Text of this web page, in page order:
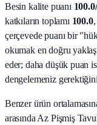
Besin kalite puanı 100.0
katkıların toplamı 100.0
çerçevede puanı bir
okumak en doğru
eder; daha düşük puan
dengelemeniz
Benzer ürün
arasında Az Pişmiş